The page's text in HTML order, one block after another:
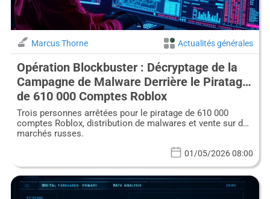
Marcus Thorne Actualités générales
Opération Blockbuster : Décryptage de la
Campagne de Malware Derrière le Piratage
de 610 000 Comptes Roblox
Trois personnes arrêtées pour le piratage de 610 000
comptes Roblox, distribution de malwares et vente sur des
marchés russes.
01/05/2026 08:00